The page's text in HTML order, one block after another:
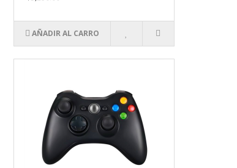
AÑADIR AL CARRO